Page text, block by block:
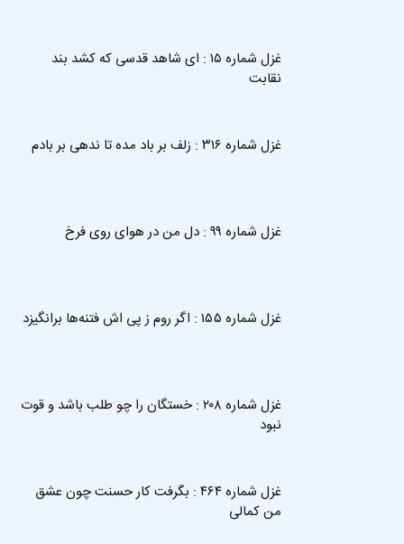
غزل شماره ۱۵ : ای شاهد قدسی که کشد بند
نقابت
غزل شماره ۳۱۶ : زلف بر باد مده تا ندهی بر بادم
غزل شماره ۹۹ : دل من در هوای روی فرخ
غزل شماره ۱۵۵ : اگر روم ز پی اش فتنه‌ها برانگیزد
غزل شماره ۲۰۸ : خستگان را چو طلب باشد و قوت
نبود
غزل شماره ۴۶۴ : بگرفت کار حسنت چون عشق
من کمالی